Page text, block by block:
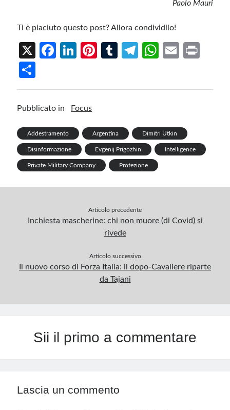
Paolo Mauri
Ti è piaciuto questo post? Allora condividilo!
X
Fa
o
k
Li
n
Pi
T
Te
W
p
p
E
h
ar
Pubblicato in Focus
Addestramento Argentina Dimitri Utkin
Disinformazione Evgenij Prigozhin Intelligence
Private Military Company Protezione
Articolo precedente
Inchiesta mascherine: chi non muore (di Covid) si
rivede
Articolo successivo
Il nuovo corso di Forza Italia: il dopo-Cavaliere riparte
da Tajani
Sii il primo a commentare
Lascia un commento